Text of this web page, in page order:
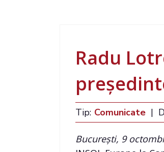
Radu
Tip: Comunicate |
București, 9